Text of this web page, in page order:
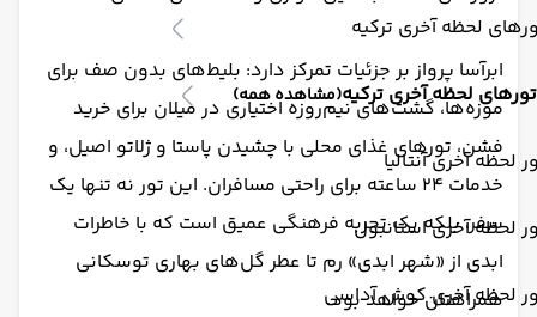
لحظه آخری ترکیه
تورهای لحظه آخری ترکیه(مشاهده همه)
لحظه آخری آنتالیا
لحظه آخری استانبول
لحظه آخری کوش آداسی
ابرآسا پرواز بر جزئیات تمرکز دارد: بلیط‌های بدون صف برای
موزه‌ها، گشت‌های نیم‌روزه اختیاری در میلان برای خرید
فشن، تورهای غذای محلی با چشیدن پاستا و ژلاتو اصیل، و
خدمات ۲۴ ساعته برای راحتی مسافران. این تور نه تنها یک
سفر، بلکه یک تجربه فرهنگی عمیق است که با خاطرات
ابدی از «شهر ابدی» رم تا عطر گل‌های بهاری توسکانی
همراهتان خواهد بود.